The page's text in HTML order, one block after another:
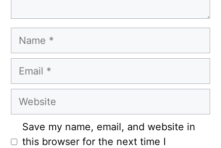
Name
Email
Website
Save my name, email, and website in
this browser for the next time I